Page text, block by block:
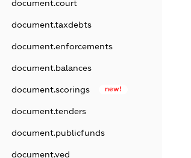
document.court
document.taxdebts
document.enforcements
document.balances
document.scorings new!
document.tenders
document.publicfunds
document.ved